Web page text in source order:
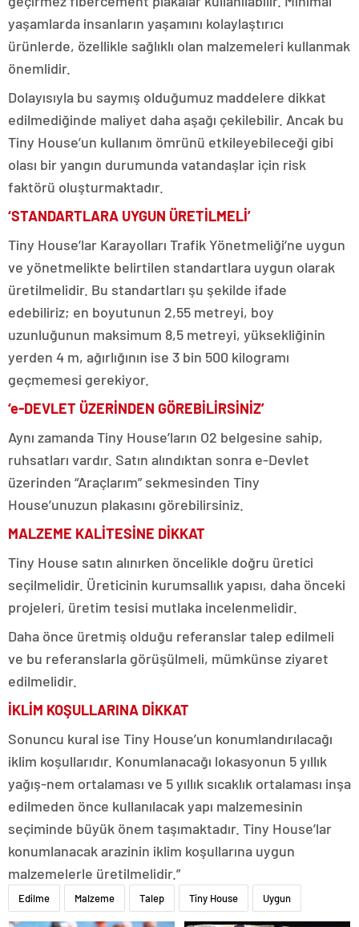
yaşamlarda insanların yaşamını kolaylaştırıcı
ürünlerde, özellikle sağlıklı olan malzemeleri kullanmak
önemlidir.
Dolayısıyla bu saymış olduğumuz maddelere dikkat
edilmediğinde maliyet daha aşağı çekilebilir. Ancak bu
Tiny House’un kullanım ömrünü etkileyebileceği gibi
olası bir yangın durumunda vatandaşlar için risk
faktörü oluşturmaktadır.
‘STANDARTLARA UYGUN ÜRETİLMELİ’
Tiny House’lar Karayolları Trafik Yönetmeliği’ne uygun
ve yönetmelikte belirtilen standartlara uygun olarak
üretilmelidir. Bu standartları şu şekilde ifade
edebiliriz; en boyutunun 2,55 metreyi, boy
uzunluğunun maksimum 8,5 metreyi, yüksekliğinin
yerden 4 m, ağırlığının ise 3 bin 500 kilogramı
geçmemesi gerekiyor.
‘e-DEVLET ÜZERİNDEN GÖREBİLİRSİNİZ’
Aynı zamanda Tiny House’ların O2 belgesine sahip,
ruhsatları vardır. Satın alındıktan sonra e-Devlet
üzerinden “Araçlarım” sekmesinden Tiny
House’unuzun plakasını görebilirsiniz.
MALZEME KALİTESİNE DİKKAT
Tiny House satın alınırken öncelikle doğru üretici
seçilmelidir. Üreticinin kurumsallık yapısı, daha önceki
projeleri, üretim tesisi mutlaka incelenmelidir.
Daha önce üretmiş olduğu referanslar talep edilmeli
ve bu referanslarla görüşülmeli, mümkünse ziyaret
edilmelidir.
İKLİM KOŞULLARINA DİKKAT
Sonuncu kural ise Tiny House’un konumlandırılacağı
iklim koşullarıdır. Konumlanacağı lokasyonun 5 yıllık
yağış-nem ortalaması ve 5 yıllık sıcaklık ortalaması inşa
edilmeden önce kullanılacak yapı malzemesinin
seçiminde büyük önem taşımaktadır. Tiny House’lar
konumlanacak arazinin iklim koşullarına uygun
malzemelerle üretilmelidir.”
Edilme Malzeme Talep Tiny House Uygun